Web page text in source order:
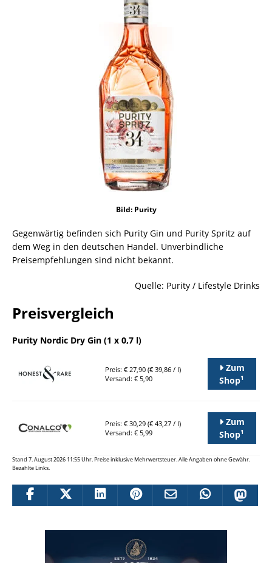
Bild: Purity
Gegenwärtig befinden sich Purity Gin und Purity Spritz auf
dem Weg in den deutschen Handel. Unverbindliche
Preisempfehlungen sind nicht bekannt.
Quelle: Purity / Lifestyle Drinks
Preisvergleich
Purity Nordic Dry Gin (1 x 0,7 l)
Preis: € 27,90 (€ 39,86 / l)
Versand: € 5,90
Zum
Shop1
Preis: € 30,29 (€ 43,27 / l)
Versand: € 5,99
Zum
Shop1
Stand 7. August 2026 11:55 Uhr. Preise inklusive Mehrwertsteuer. Alle Angaben ohne Gewähr.
Bezahlte Links.